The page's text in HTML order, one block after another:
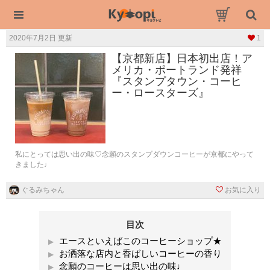
2020年7月2日 更新 1
【京都新店】日本初出店！ア
メリカ・ポートランド発祥
『スタンプタウン・コーヒ
ー・ロースターズ』
私にとっては思い出の味♡念願のスタンプダウンコーヒーが京都にやって
きました♩
ぐるみちゃん お気に入り
目次
エースといえばこのコーヒーショップ★
お洒落な店内と香ばしいコーヒーの香り
念願のコーヒーは思い出の味♩